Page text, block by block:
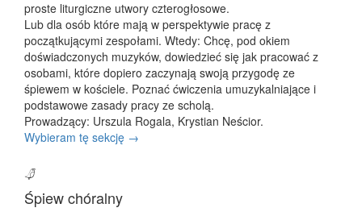
proste liturgiczne utwory czterogłosowe.
Lub dla osób które mają w perspektywie pracę z
początkującymi zespołami. Wtedy: Chcę, pod okiem
doświadczonych muzyków, dowiedzieć się jak pracować z
osobami, które dopiero zaczynają swoją przygodę ze
śpiewem w kościele. Poznać ćwiczenia umuzykalniające i
podstawowe zasady pracy ze scholą.
Prowadzący: Urszula Rogala, Krystian Neścior.
Wybieram tę sekcję →
Śpiew chóralny